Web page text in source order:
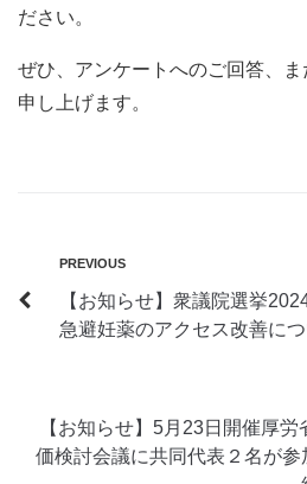
ださい。
ぜひ、アンケートへのご回答、
申し上げます。
稿
ー
Previous
PREVIOUS
【お知らせ】衆議院選挙
急避妊薬のアクセス改善に
【お知らせ】5月23日開催厚
価検討会議に共同代表２名が